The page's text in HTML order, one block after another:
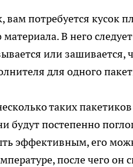
вам потребуется кусок
В него
или зашивается,
для одного
таких
будут постепенно
эффективным, его
после чего он